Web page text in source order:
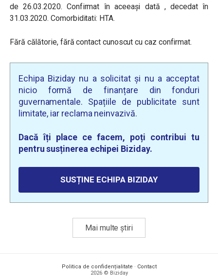
de 26.03.2020. Confirmat în aceeași dată , decedat în
31.03.2020. Comorbiditati: HTA.
Fără călătorie, fără contact cunoscut cu caz confirmat.
Echipa Biziday nu a solicitat și nu a acceptat
nicio formă de finanțare din fonduri
guvernamentale. Spațiile de publicitate sunt
limitate, iar reclama neinvazivă.
Dacă îți place ce facem, poți contribui tu
pentru susținerea echipei Biziday.
SUSȚINE ECHIPA BIZIDAY
Mai multe știri
Politica de confidențialitate · Contact
2026 © Biziday